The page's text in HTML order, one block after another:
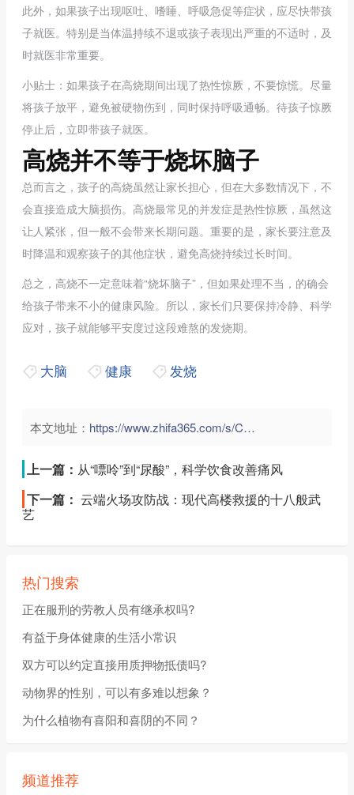
此外，如果孩子出现呕吐、嗜睡、呼吸急促等症状，应尽快带孩
子就医。特别是当体温持续不退或孩子表现出严重的不适时，及
时就医非常重要。
小贴士： 如果孩子在高烧期间出现了热性惊厥，不要惊慌。尽量
将孩子放平，避免被硬物伤到，同时保持呼吸通畅。待孩子惊厥
停止后，立即带孩子就医。
高烧并不等于烧坏脑子
总而言之， 孩子的高烧虽然让家长担心，但在大多数情况下，不
会直接造成大脑损伤。 高烧最常见的并发症是热性惊厥，虽然这
让人紧张，但一般不会带来长期问题。重要的是，家长要注意及
时降温和观察孩子的其他症状，避免高烧持续过长时间。
总之，高烧不一定意味着“烧坏脑子”，但如果处理不当，的确会
给孩子带来不小的健康风险。所以，家长们只要保持冷静、科学
应对，孩子就能够平安度过这段难熬的发烧期。
大脑 健康 发烧
本文地址： https://www.zhifa365.com/s/CTGe6zu5FpR4SDgd">
上一篇： 从“嘌呤”到“尿酸”，科学饮食改善痛风
下一篇： 云端火场攻防战：现代高楼救援的十八般武
艺
热门搜索
正在服刑的劳教人员有继承权吗?
有益于身体健康的生活小常识
双方可以约定直接用质押物抵债吗?
动物界的性别，可以有多难以想象？
为什么植物有喜阳和喜阴的不同？
频道推荐